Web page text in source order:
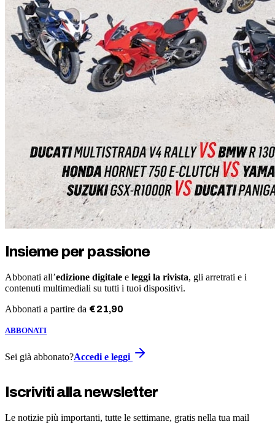
Insieme per passione
Abbonati all’edizione digitale e leggi la rivista, gli arretrati e i
contenuti multimediali su tutti i tuoi dispositivi.
Abbonati a partire da €21,90
ABBONATI
Sei già abbonato?Accedi e leggi
Iscriviti alla newsletter
Le notizie più importanti, tutte le settimane, gratis nella tua mail